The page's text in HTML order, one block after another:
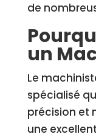
de
un
Le
spécialisé
précision et
une